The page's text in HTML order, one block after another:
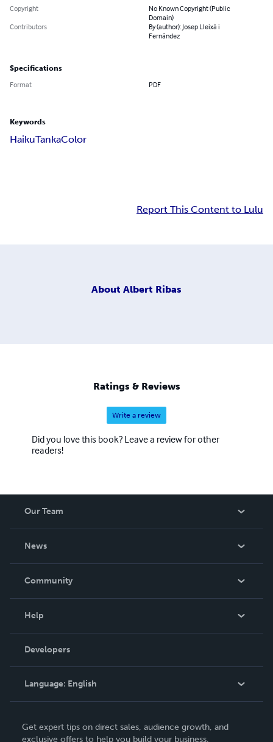
Copyright
No Known Copyright (Public
Domain)
Contributors
By (author): Josep Lleixà i
Fernández
Specifications
Format PDF
Keywords
HaikuTankaColor
Report This Content to Lulu
About Albert Ribas
Ratings & Reviews
Write a review
Did you love this book? Leave a review for other
readers!
Our Team
News
In The News
Community
Podcast
Help
Order Lookup
Knowledge Base
Contact Support
Developers
Language: English
Deutsch
Get expert tips on direct sales, audience growth, and
exclusive offers to help you build your business.